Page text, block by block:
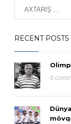
RECENT POSTS
0